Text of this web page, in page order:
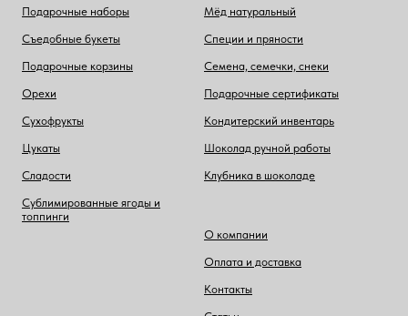
Подарочные наборы
Съедобные букеты
Подарочные корзины
Орехи
Сухофрукты
Цукаты
Сладости
Сублимированные ягоды и
топпинги
Мёд натуральный
Специи и пряности
Семена, семечки, снеки
Подарочные сертификаты
Кондитерский инвентарь
Шоколад ручной работы
Клубника в шоколаде
О компании
Оплата и доставка
Контакты